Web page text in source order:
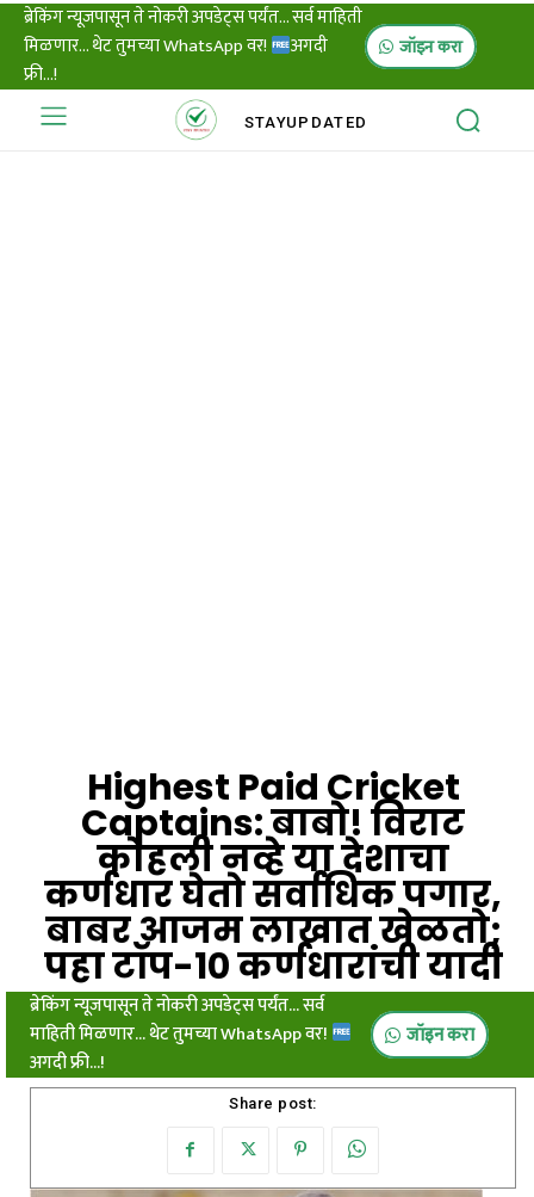
ब्रेकिंग न्यूजपासून ते नोकरी अपडेट्स पर्यंत... सर्व माहिती
मिळणार... थेट तुमच्या WhatsApp वर!
अगदी
फ्री...!
जॉइन करा
STAYUPDATED
Highest Paid Cricket
Captains: बाबो! विराट
कोहली नव्हे या देशाचा
कर्णधार घेतो सर्वाधिक पगार,
बाबर आजम लाखात खेळतो;
पहा टॉप-10 कर्णधारांची यादी
ब्रेकिंग न्यूजपासून ते नोकरी अपडेट्स पर्यंत... सर्व
माहिती मिळणार... थेट तुमच्या WhatsApp वर!
अगदी फ्री...!
जॉइन करा
Share post: